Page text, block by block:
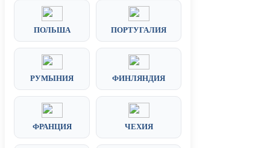
ПОЛЬША ПОРТУГАЛИЯ
РУМЫНИЯ ФИНЛЯНДИЯ
ФРАНЦИЯ ЧЕХИЯ